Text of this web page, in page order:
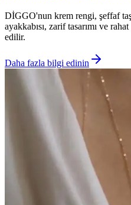
DİGGO'nun krem rengi, şeffaf
ayakkabısı, zarif tasarımı ve
edilir.
Daha fazla bilgi edinin